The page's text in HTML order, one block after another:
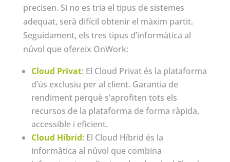
precisen. Si no es tria el tipus de sistemes
adequat, serà difícil obtenir el màxim partit.
Seguidament, els tres tipus d’informàtica al
núvol que ofereix OnWork:
Cloud Privat: El Cloud Privat és la plataforma
d’ús exclusiu per al client. Garantia de
rendiment perquè s’aprofiten tots els
recursos de la plataforma de forma ràpida,
accessible i eficient.
Cloud Híbrid: El Cloud Híbrid és la
informàtica al núvol que combina